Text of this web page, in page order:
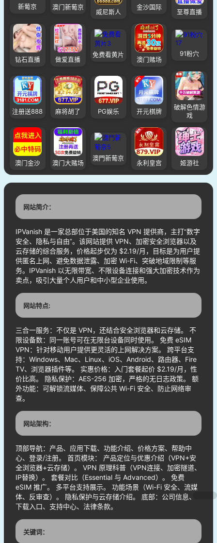
新葡京 澳门新葡京
威尼斯人
金沙国际
至尊直播
钻石直播 做爱直播
免费看黄片
澳门赌场
91粉穴
注册送888 麻将胡了 PG娱乐 开元棋牌
破解色情游
戏
澳门金沙 澳门大赌场
澳門新葡京
永利皇宫 姬游社
网站简介：
IPVanish 是一家总部位于美国的知名 VPN 提供商，主打“数字
安全、隐私与自由”。该网站提供 VPN、加密安全浏览器以及
云存储的综合服务，价格起步仅为 $2.19/月，目标是为用户提
供匿名上网、避免数据泄露、加密 Wi-Fi、突破地域限制等服
务。IPVanish 以无限带宽、不限设备连接和强大加密技术作为
卖点，吸引大量个人用户和中小型企业使用。
网站特点:
三合一服务：不仅是 VPN，还结合安全浏览器和云存储。 不
限设备数：同一账号可在无限台设备同时使用。 免费 eSIM
VPN：针对移动用户提供更灵活的上网解决方案。 跨平台支
持：Windows、Mac、Linux、iOS、Android、路由器、Fire
TV、浏览器插件等。 实惠价格：入门套餐起价 $2.19/月，性
价比高。 隐私保护：AES-256 加密，严格的无日志政策。 额
外功能：可解锁流媒体、保障公共 Wi-Fi 安全、防止网络审
查。
网站架构：
顶部导航：产品、应用下载、功能介绍、价格方案、帮助中
心、登录/注册。 首页模块： 产品定位与优惠介绍（VPN+安
全浏览器+云存储）。 VPN 原理科普（VPN连接、加密隧道、
IP替换）。 套餐对比（Essential 与 Advanced）。 免费
eSIM 推广。 多平台支持展示。 功能场景（Wi-Fi 安全、流媒
体、反审查）。 隐私保护与云存储介绍。 底部：公司信息、
下载入口、支持中心、法律条款。
关键词：